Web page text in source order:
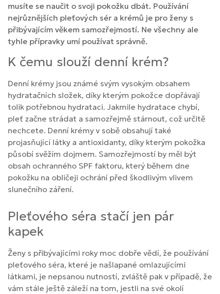
musíte se naučit o svoji pokožku dbát. Používání
nejrůznějších pleťových sér a krémů je pro ženy s
přibývajícím věkem samozřejmostí. Ne všechny ale
tyhle přípravky umí používat správně.
K čemu slouží denní krém?
Denní krémy jsou známé svým vysokým obsahem
hydratačních složek, díky kterým pokožce dopřávají
tolik potřebnou hydrataci. Jakmile hydratace chybí,
pleť začne strádat a samozřejmě stárnout, což určitě
nechcete. Denní krémy v sobě obsahují také
projasňující látky a antioxidanty, díky kterým pokožka
působí svěžím dojmem. Samozřejmostí by měl být
obsah ochranného SPF faktoru, který během dne
pokožku na obličeji ochrání před škodlivým vlivem
slunečního záření.
Pleťového séra stačí jen pár
kapek
Ženy s přibývajícími roky moc dobře vědí, že používání
pleťového séra, které je našlapané omlazujícími
látkami, je nepsanou nutností, zvláště pak v případě, že
vám stále ještě záleží na tom, jestli na své okolí